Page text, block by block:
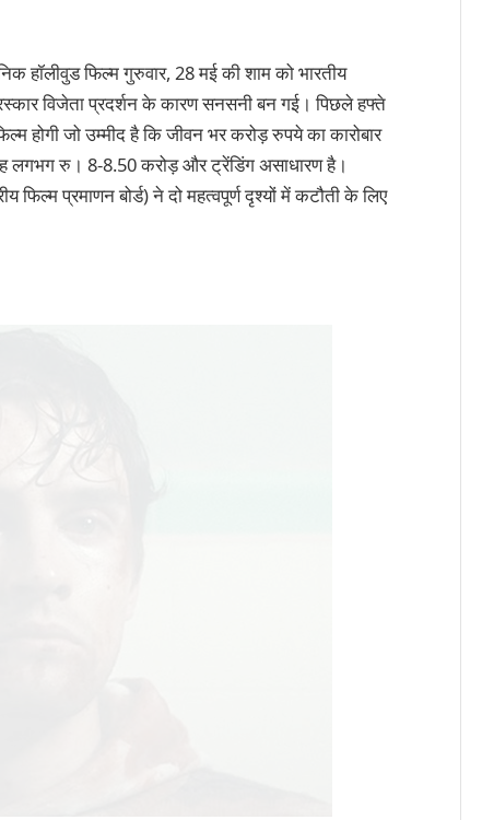
हॉलीवुड फिल्म गुरुवार, 28 मई की शाम को भारतीय
विजेता प्रदर्शन के कारण सनसनी बन गई। पिछले हफ्ते
होगी जो उम्मीद है कि जीवन भर करोड़ रुपये का कारोबार
लगभग रु। 8-8.50 करोड़ और ट्रेंडिंग असाधारण है।
फिल्म प्रमाणन बोर्ड) ने दो महत्वपूर्ण दृश्यों में कटौती के लिए